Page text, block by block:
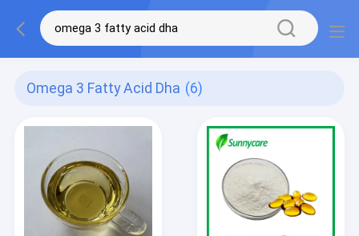
Omega 3 Fatty Acid Dha (6)